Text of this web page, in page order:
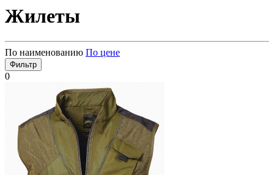
Жилеты
По наименованию По цене
Фильтр
0